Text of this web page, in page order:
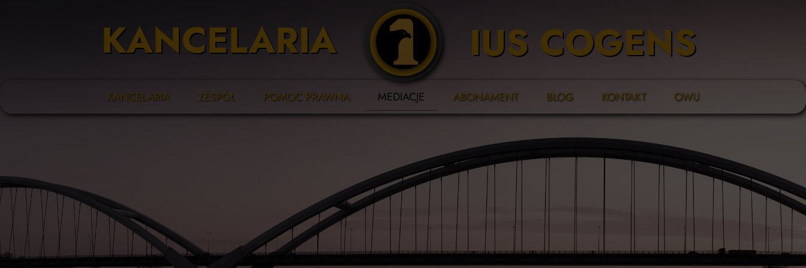
KANCELARIA IUS COGENS
KANCELARIA ZESPÓŁ
Anna Wiśniewska
Joanna Sieczko
POMOC PRAWNA
Prawo gospodarcze
Prawo karne
Ochrona danych osobowych
MEDIACJE ABONAMENT BLOG KONTAKT OWU